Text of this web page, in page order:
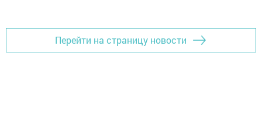
Перейти на страницу новости